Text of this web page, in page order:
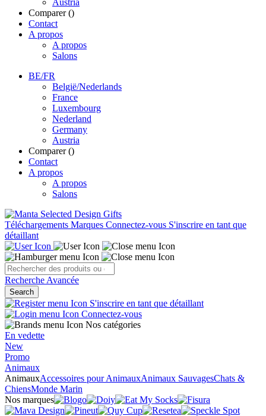
Austria
Comparer ()
Contact
A propos
A propos
Salons
BE/FR
België/Nederlands
France
Luxembourg
Nederland
Germany
Austria
Comparer ()
Contact
A propos
A propos
Salons
Téléchargements Marques Connectez-vous S'inscrire en tant que
détaillant
Recherche Avancée
Search
S'inscrire en tant que détaillant
Connectez-vous
Nos catégories
En vedette
New
Promo
Animaux
AnimauxAccessoires pour AnimauxAnimaux SauvagesChats &
ChiensMonde Marin
Nos marques